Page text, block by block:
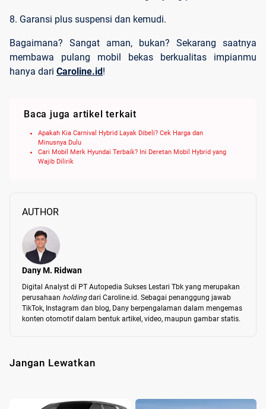
8. Garansi plus suspensi dan kemudi.
Bagaimana? Sangat aman, bukan? Sekarang saatnya
membawa pulang mobil bekas berkualitas impianmu
hanya dari Caroline.id!
Baca juga artikel terkait
Apakah Kia Carnival Hybrid Layak Dibeli? Cek Harga dan
Minusnya Dulu
Cari Mobil Merk Hyundai Terbaik? Ini Deretan Mobil Hybrid yang
Wajib Dilirik
AUTHOR
Dany M. Ridwan
Digital Analyst di PT Autopedia Sukses Lestari Tbk yang merupakan
perusahaan holding dari Caroline.id. Sebagai penanggung jawab
TikTok, Instagram dan blog, Dany berpengalaman dalam mengemas
konten otomotif dalam bentuk artikel, video, maupun gambar statis.
Jangan Lewatkan